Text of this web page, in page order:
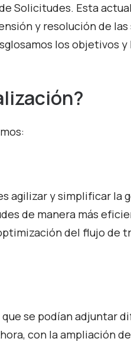
Solicitudes. Esta
y resolución de
los objetivos
agilizar y simplificar la
de manera más
del flujo de
se podían adjuntar
con la ampliación